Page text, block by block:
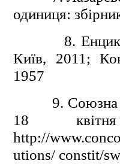
одиниця:
8.
Київ, 2011;
1957
9. Союзна
18
http://
utions/ constit/